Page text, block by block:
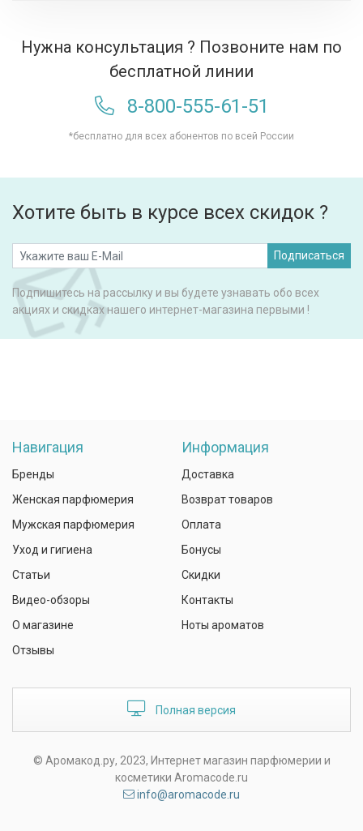
Нужна консультация ? Позвоните нам по
бесплатной линии
8-800-555-61-51
*бесплатно для всех абонентов по всей России
Хотите быть в курсе всех скидок ?
Подписаться
Подпишитесь на рассылку и вы будете узнавать обо всех
акциях и скидках нашего интернет-магазина первыми !
Навигация
Бренды
Женская парфюмерия
Мужская парфюмерия
Уход и гигиена
Статьи
Видео-обзоры
О магазине
Отзывы
Информация
Доставка
Возврат товаров
Оплата
Бонусы
Скидки
Контакты
Ноты ароматов
Полная версия
© Аромакод.ру, 2023, Интернет магазин парфюмерии и
косметики Aromacode.ru
info@aromacode.ru